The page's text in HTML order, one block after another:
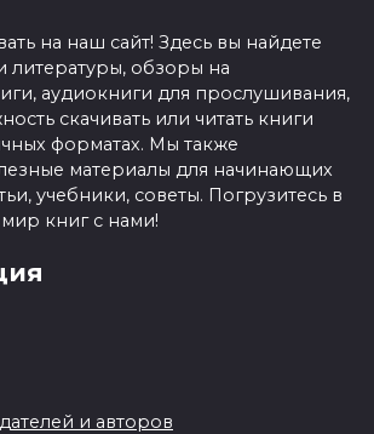
на наш сайт! Здесь вы найдете
литературы, обзоры на
аудиокниги для прослушивания,
скачивать или читать книги
форматах. Мы также
материалы для начинающих
учебники, советы. Погрузитесь в
книг с нами!
и авторов